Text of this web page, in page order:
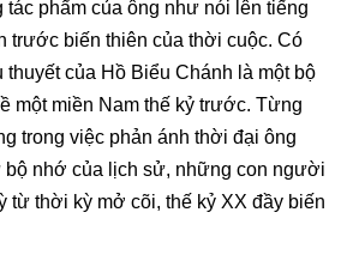
phẩm của ông như nói lên tiếng
trước biến thiên của thời cuộc. Có
thuyết của Hồ Biểu Chánh là một bộ
một miền Nam thế kỷ trước. Từng
trong việc phản ánh thời đại ông
nhớ của lịch sử, những con người
từ thời kỳ mở cõi, thế kỷ XX đầy biến